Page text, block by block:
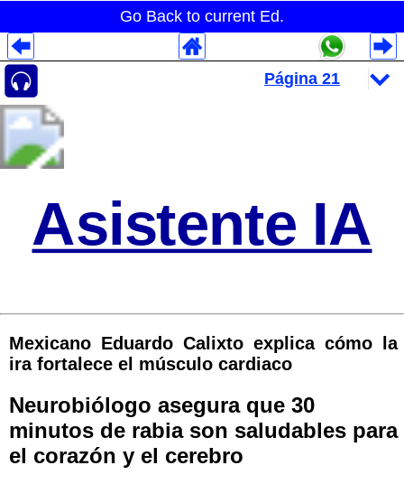
Go Back to current Ed.
Asistente IA
Mexicano Eduardo Calixto explica cómo la
ira fortalece el músculo cardiaco
Neurobiólogo asegura que 30
minutos de rabia son saludables para
el corazón y el cerebro
Despliegues Analytics
Despliegues Totales
Despliegues por Rubros